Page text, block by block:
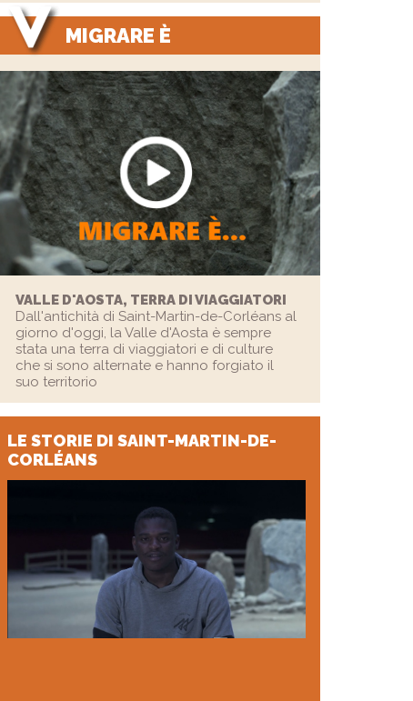
MIGRARE È
VALLE D'AOSTA, TERRA DI VIAGGIATORI
Dall'antichità di Saint-Martin-de-Corléans al
giorno d'oggi, la Valle d'Aosta è sempre
stata una terra di viaggiatori e di culture
che si sono alternate e hanno forgiato il
suo territorio
LE STORIE DI SAINT-MARTIN-DE-
CORLÉANS